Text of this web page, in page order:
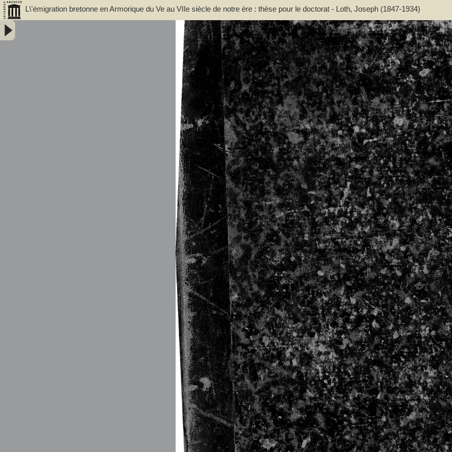
L\'émigration bretonne en Armorique du Ve au VIIe siècle de notre ère : thèse pour le doctorat - Loth, Joseph (1847-1934)